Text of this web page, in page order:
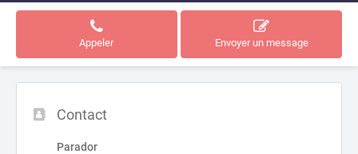
Appeler Envoyer un message
Contact
Parador